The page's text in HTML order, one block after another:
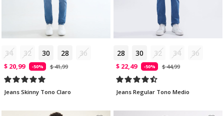
34 32 30 28 36
$ 20,99 -50% $ 41,99
Jeans Skinny Tono Claro
28 30 32 34 36
$ 22,49 -50% $ 44,99
Jeans Regular Tono Medio